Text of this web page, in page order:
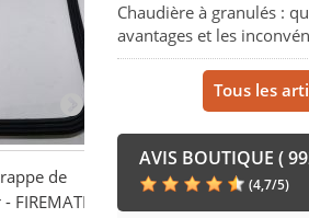
de
FIREMATIC
Joint d'étanchéité
Chaudière à granulés :
avantages et les
Tous les
AVIS BOUTIQUE (
(4,7/5)